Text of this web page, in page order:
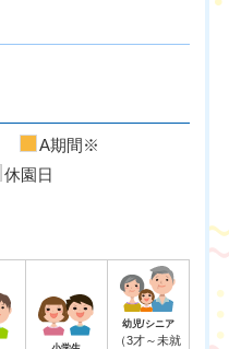
A期間※
休園日
幼児/シニア
（3才～未就